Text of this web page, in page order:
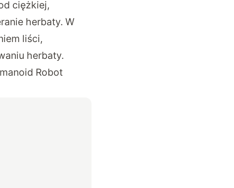
ciężkiej,
herbaty. W
liści,
herbaty.
Robot